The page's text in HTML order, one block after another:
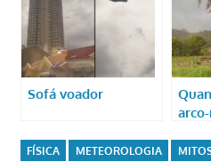
Sofá voador
FÍSICA METEOROLOGIA